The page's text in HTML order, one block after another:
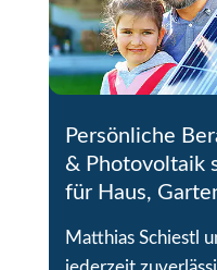
Persönliche
& Photovoltaik
für Haus,
Matthias Schiestl